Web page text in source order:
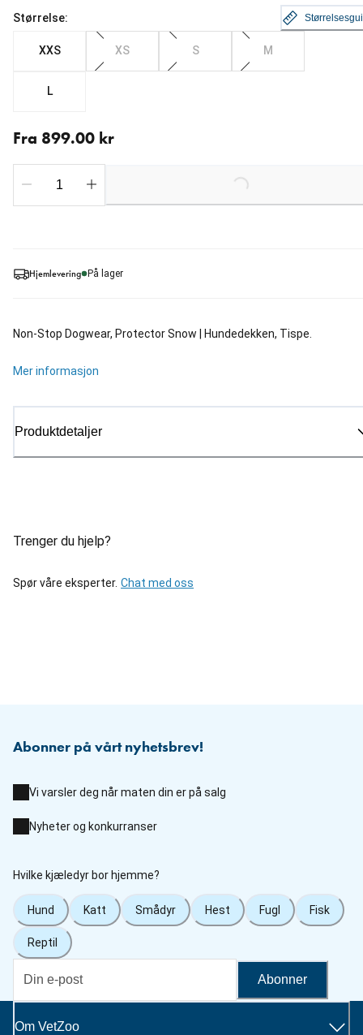
Hjemlevering På lager
Non-Stop Dogwear, Protector Snow | Hundedekken, Tispe.
Mer informasjon
Produktdetaljer
Trenger du hjelp?
Spør våre eksperter. Chat med oss
Størrelse:
XXS XS S M
L
Fra 899.00 kr
Loading...
Abonner på vårt nyhetsbrev!
Vi varsler deg når maten din er på salg
Nyheter og konkurranser
Hvilke kjæledyr bor hjemme?
Hund Katt Smådyr Hest Fugl Fisk
Reptil
Abonner
Om VetZoo